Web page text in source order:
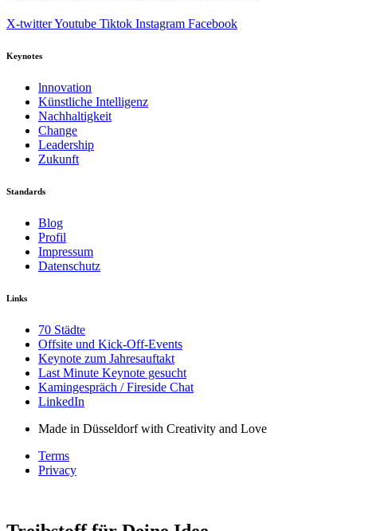
X-twitterYoutube Tiktok Instagram Facebook
Keynotes
lnnovation
Künstliche Intelligenz
Nachhaltigkeit
Change
Leadership
Zukunft
Standards
Blog
Profil
Impressum
Datenschutz
Links
70 Städte
Offsite und Kick-Off-Events
Keynote zum Jahresauftakt
Last Minute Keynote gesucht
Kamingespräch / Fireside Chat
LinkedIn
Made in Düsseldorf with Creativity and Love
Terms
Privacy